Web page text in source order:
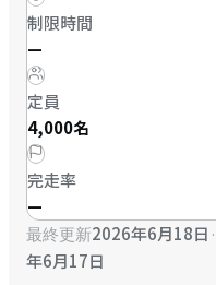
制限時間
—
定員
4,000名
完走率
—
最終更新2026年6月18日 ·
年6月17日